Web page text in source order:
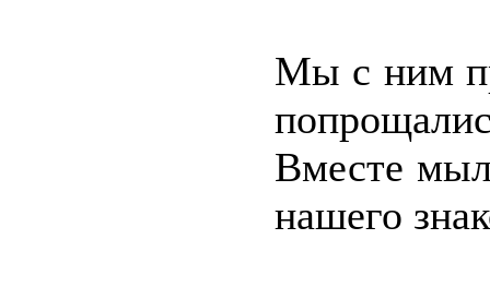
Мы с ним
Вместе
нашего